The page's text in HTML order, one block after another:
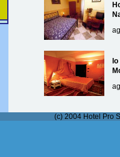
(c) 2004 Hotel Pro